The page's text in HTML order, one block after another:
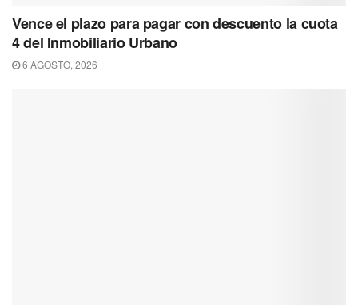
Vence el plazo para pagar con descuento la cuota
4 del Inmobiliario Urbano
6 AGOSTO, 2026